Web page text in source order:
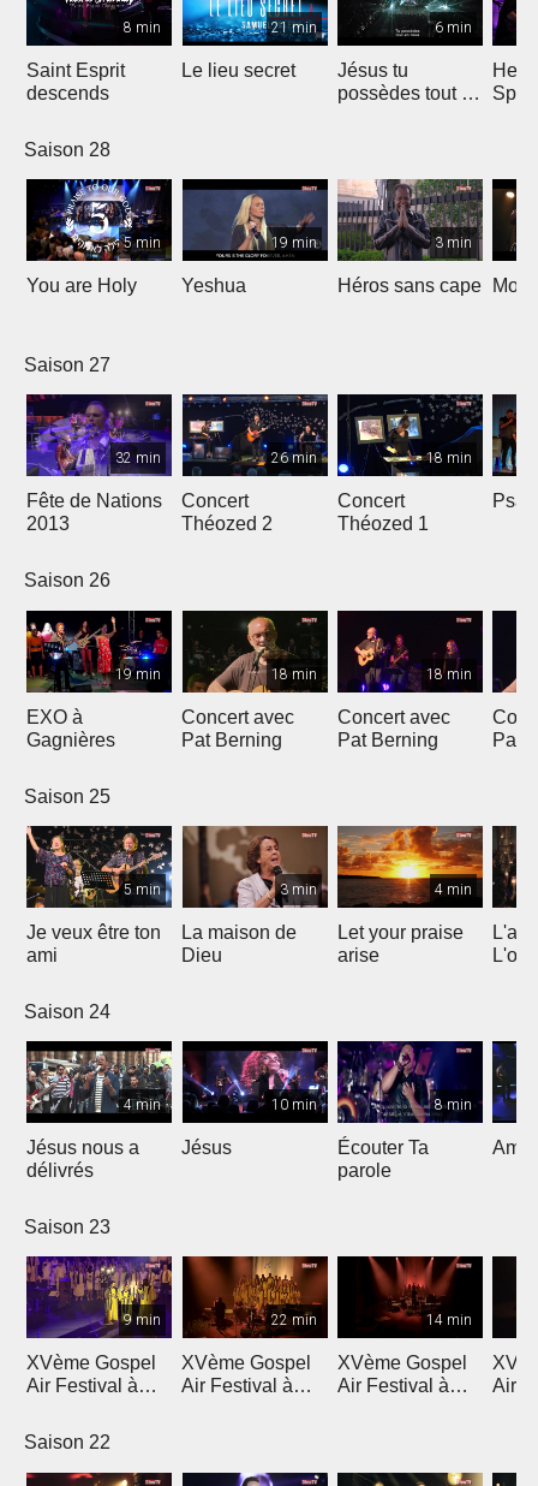
8 min
Saint Esprit
descends
21 min
Le lieu secret
6 min
Jésus tu
possèdes tout en
He
Saison 28
5 min
You are Holy
19 min
Yeshua
3 min
Héros sans cape Moi
Saison 27
32 min
Fête de Nations
2013
26 min
Concert
Théozed 2
18 min
Concert
Théozed 1
Saison 26
19 min
EXO à
Gagnières
18 min
Concert avec
Pat Berning
18 min
Concert avec
Pat Berning
Pat
Saison 25
5 min
Je veux être ton
ami
3 min
La maison de
Dieu
4 min
Let your praise
arise
Saison 24
4 min
Jésus nous a
délivrés
10 min
Jésus
8 min
Écouter Ta
parole
Ami
Saison 23
9 min
XVème Gospel
Air Festival à
22 min
XVème Gospel
Air Festival à
14 min
XVème Gospel
Air Festival à
Air
Saison 22